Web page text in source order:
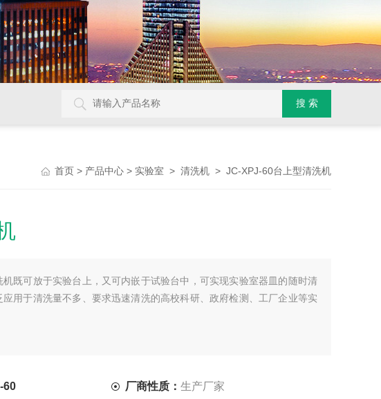
首页 > 产品中心 > 实验室 > 清洗机 > JC-XPJ-60台上型清洗机
机既可放于实验台上，又可内嵌于试验台中，可实现实验室器皿的随时清
用于清洗量不多、要求迅速清洗的高校科研、政府检测、工厂企业等实
60 厂商性质： 生产厂家